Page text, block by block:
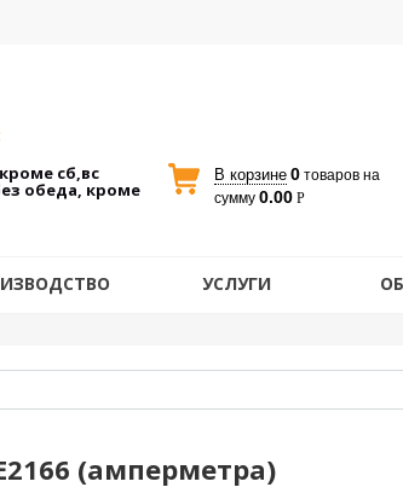
сб,вс
обеда, кроме
В корзине 0 товаров на
сумму 0.00 Р
УСЛУГИ
(амперметра)